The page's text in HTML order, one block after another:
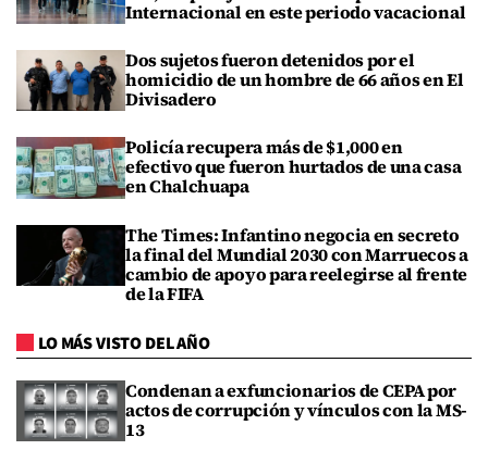
Internacional en este periodo vacacional
Dos sujetos fueron detenidos por el
homicidio de un hombre de 66 años en El
Divisadero
Policía recupera más de $1,000 en
efectivo que fueron hurtados de una casa
en Chalchuapa
The Times: Infantino negocia en secreto
la final del Mundial 2030 con Marruecos a
cambio de apoyo para reelegirse al frente
de la FIFA
LO MÁS VISTO DEL AÑO
Condenan a exfuncionarios de CEPA por
actos de corrupción y vínculos con la MS-
13